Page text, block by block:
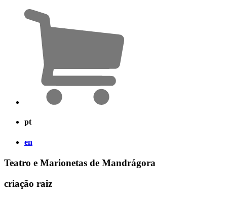
pt
en
Teatro e Marionetas de Mandrágora
criação raiz